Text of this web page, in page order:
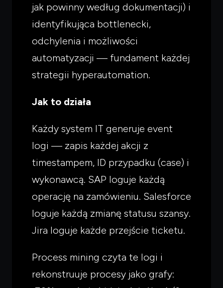
jak powinny według dokumentacji) i
identyfikująca bottlenecki,
odchylenia i możliwości
automatyzacji — fundament każdej
strategii hyperautomation.
Jak to działa
Każdy system IT generuje event
logi — zapis każdej akcji z
timestampem, ID przypadku (case) i
wykonawcą. SAP loguje każdą
operację na zamówieniu. Salesforce
loguje każdą zmianę statusu szansy.
Jira loguje każde przejście ticketu.
Process mining czyta te logi i
rekonstruuje procesy jako grafy:
Czegoszukasz?
przeczytać.